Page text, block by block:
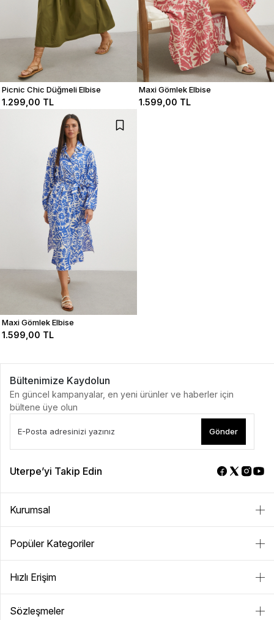
Picnic Chic Düğmeli Elbise
1.299,00 TL
Maxi Gömlek Elbise
1.599,00 TL
Maxi Gömlek Elbise
1.599,00 TL
Bültenimize Kaydolun
En güncel kampanyalar, en yeni ürünler ve haberler için
bültene üye olun
Gönder
Uterpe’yi Takip Edin
Kurumsal
Popüler Kategoriler
Hızlı Erişim
Sözleşmeler